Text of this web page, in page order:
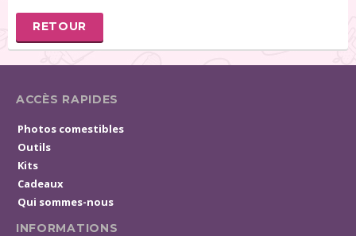
RETOUR
ACCÈS RAPIDES
Photos comestibles
Outils
Kits
Cadeaux
Qui sommes-nous
INFORMATIONS